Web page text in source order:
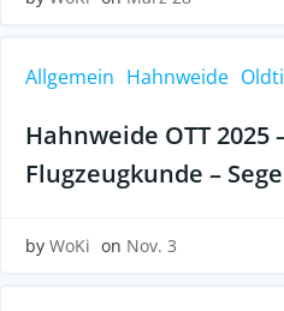
Allgemein Hahnweide
Hahnweide OTT 2025
Flugzeugkunde –
by WoKi on Nov. 3